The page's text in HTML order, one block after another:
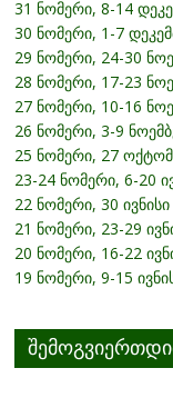
31 ნომერი, 8-14
30 ნომერი, 1-7
29 ნომერი, 24-30
28 ნომერი, 17-23
27 ნომერი, 10-16
26 ნომერი, 3-9
25 ნომერი, 27
23-24 ნომერი, 6-20
22 ნომერი, 30
21 ნომერი, 23-29
20 ნომერი, 16-22
19 ნომერი, 9-15